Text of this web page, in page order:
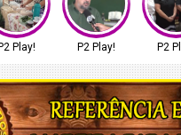
P2 Play! P2 Play! P2